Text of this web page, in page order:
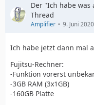
Der "Ich habe was
Thread
Amplifier 9. Juni
Ich habe jetzt dann mal
Fujitsu-Rechner:
-Funktion vorerst
-3GB RAM (3x1GB)
-160GB Platte